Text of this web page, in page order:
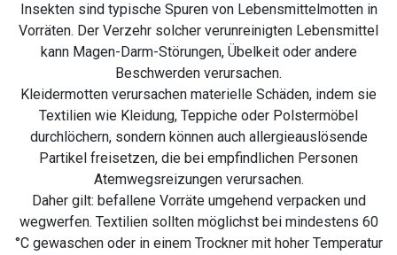
Insekten sind typische Spuren von Lebensmittelmotten in
Vorräten. Der Verzehr solcher verunreinigten Lebensmittel
kann Magen-Darm-Störungen, Übelkeit oder andere
Beschwerden verursachen.
Kleidermotten verursachen materielle Schäden, indem sie
Textilien wie Kleidung, Teppiche oder Polstermöbel
durchlöchern, sondern können auch allergieauslösende
Partikel freisetzen, die bei empfindlichen Personen
Atemwegsreizungen verursachen.
Daher gilt: befallene Vorräte umgehend verpacken und
wegwerfen. Textilien sollten möglichst bei mindestens 60
°C gewaschen oder in einem Trockner mit hoher Temperatur